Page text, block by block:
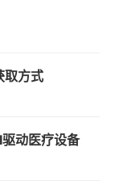
取方式
动医疗设备